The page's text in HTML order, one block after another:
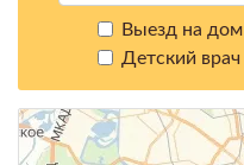
Выезд на дом
Детский врач